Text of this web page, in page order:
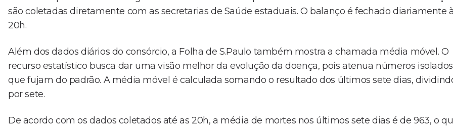
são coletadas diretamente com as secretarias de Saúde estaduais. O balanço é fechado diariamente
20h.
Além dos dados diários do consórcio, a Folha de S.Paulo também mostra a chamada média móvel. O
recurso estatístico busca dar uma visão melhor da evolução da doença, pois atenua números isolados
que fujam do padrão. A média móvel é calculada somando o resultado dos últimos sete dias,
por sete.
De acordo com os dados coletados até as 20h, a média de mortes nos últimos sete dias é de 963, o